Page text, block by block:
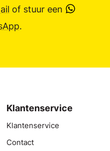
of stuur een
.
Klantenservice
Klantenservice
Contact